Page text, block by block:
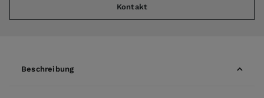
Kontakt
Beschreibung